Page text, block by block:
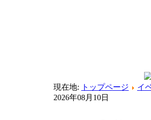
現在地: トップページ
イ
2026年08月10日